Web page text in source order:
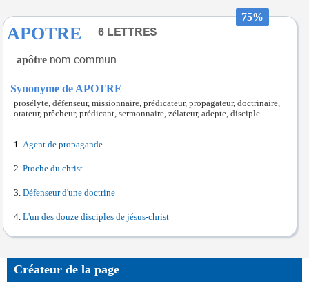
75%
APOTRE
apôtre
Synonyme de APOTRE
prosélyte, défenseur, missionnaire, prédicateur, propagateur, doctrinaire,
orateur, prêcheur, prédicant, sermonnaire, zélateur, adepte, disciple.
Agent de propagande
Proche du christ
Défenseur d'une doctrine
L'un des douze disciples de jésus-christ
Créateur de la page